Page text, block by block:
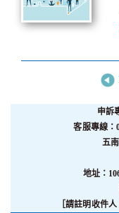
申訴
客服專線：
五
地址：
［請註明收件